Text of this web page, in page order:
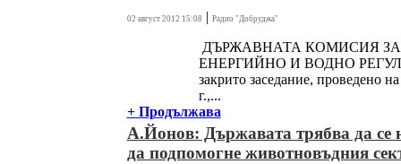
02 август 2012 15:08 | Радио "Добруджа"
ДЪРЖАВНАТА КОМИСИЯ ЗА
ЕНЕРГИЙНО И ВОДНО
закрито заседание, проведено
г.,...
+ Продължава
А.Йонов: Държавата трябва да се
да подпомогне животновъдния